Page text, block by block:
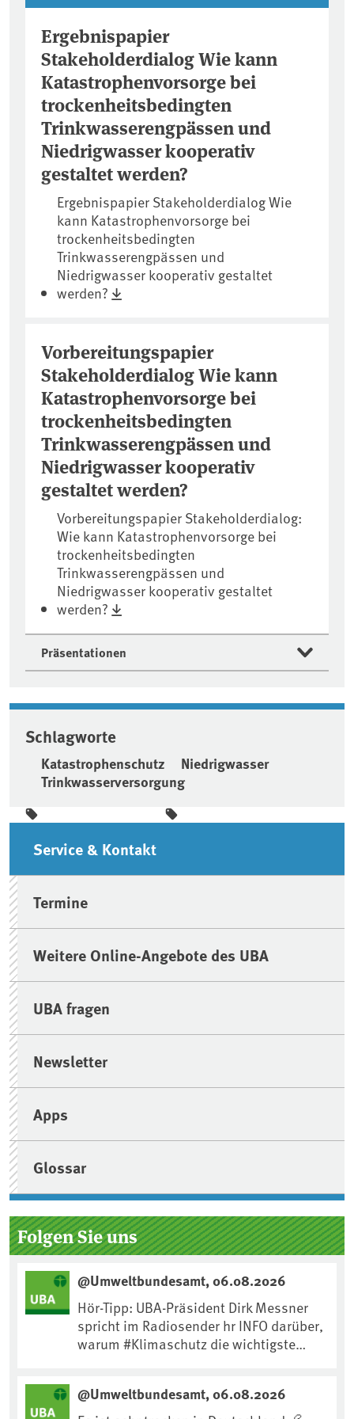
Ergebnispapier
Stakeholderdialog Wie kann
Katastrophenvorsorge bei
trockenheitsbedingten
Trinkwasserengpässen und
Niedrigwasser kooperativ
gestaltet werden?
Ergebnispapier Stakeholderdialog Wie
kann Katastrophenvorsorge bei
trockenheitsbedingten
Trinkwasserengpässen und
Niedrigwasser kooperativ gestaltet
werden?
Vorbereitungspapier
Stakeholderdialog Wie kann
Katastrophenvorsorge bei
trockenheitsbedingten
Trinkwasserengpässen und
Niedrigwasser kooperativ
gestaltet werden?
Vorbereitungspapier Stakeholderdialog:
Wie kann Katastrophenvorsorge bei
trockenheitsbedingten
Trinkwasserengpässen und
Niedrigwasser kooperativ gestaltet
werden?
Präsentationen
Schlagworte
Katastrophenschutz
Niedrigwasser
Trinkwasserversorgung
Seitenleiste
Service & Kontakt
Termine
Weitere Online-Angebote des UBA
UBA fragen
Newsletter
Apps
Glossar
Folgen Sie uns
@Umweltbundesamt, 06.08.2026
Hör-Tipp: UBA-Präsident Dirk Messner
spricht im Radiosender hr INFO darüber,
warum #Klimaschutz die wichtigste
https://www.ardsounds.de/episode/urn
@Umweltbundesamt, 06.08.2026